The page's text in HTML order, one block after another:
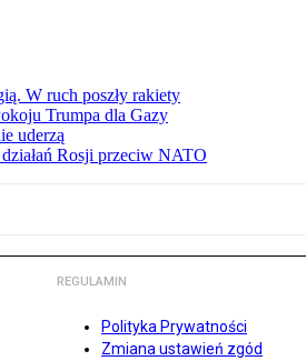
W ruch poszły rakiety
Trumpa dla Gazy
uderzą
Rosji przeciw NATO
REGULAMIN
Polityka Prywatności
Zmiana ustawień zgód